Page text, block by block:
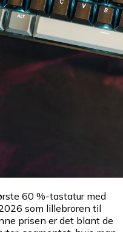
60 %-tastatur med
som lillebroren til
prisen er det blant de